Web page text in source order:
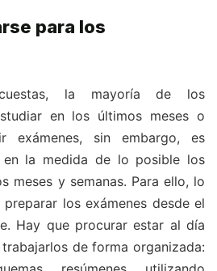
para los
la mayoría de los
en los últimos meses o
exámenes, sin embargo, es
en la medida de lo posible los
meses y semanas. Para ello, lo
los exámenes desde el
Hay que procurar estar al día
de forma organizada: